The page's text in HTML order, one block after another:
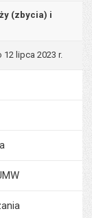
(zbycia) i
lipca 2023 r.